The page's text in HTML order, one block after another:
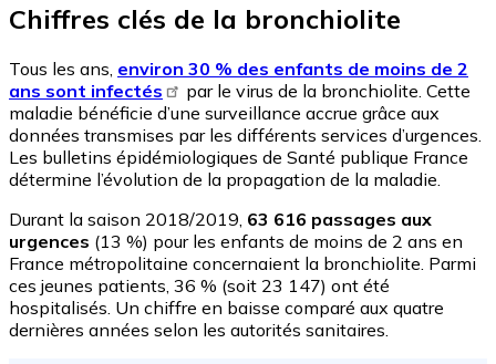
Chiffres clés de la bronchiolite
Tous les ans, environ 30 % des enfants de moins de 2
ans sont infectés
par le virus de la bronchiolite. Cette
maladie bénéficie d’une surveillance accrue grâce aux
données transmises par les différents services d’urgences.
Les bulletins épidémiologiques de Santé publique France
détermine l’évolution de la propagation de la maladie.
Durant la saison 2018/2019, 63 616 passages aux
urgences (13 %) pour les enfants de moins de 2 ans en
France métropolitaine concernaient la bronchiolite. Parmi
ces jeunes patients, 36 % (soit 23 147) ont été
hospitalisés. Un chiffre en baisse comparé aux quatre
dernières années selon les autorités sanitaires.